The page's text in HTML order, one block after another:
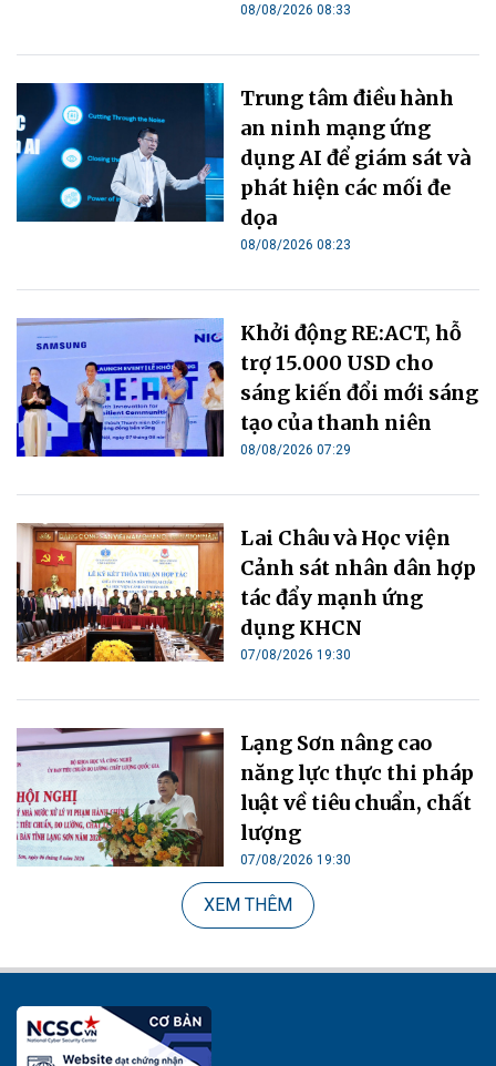
08/08/2026 08:33
Trung tâm điều hành
an ninh mạng ứng
dụng AI để giám sát và
phát hiện các mối đe
dọa
08/08/2026 08:23
Khởi động RE:ACT, hỗ
trợ 15.000 USD cho
sáng kiến đổi mới sáng
tạo của thanh niên
08/08/2026 07:29
Lai Châu và Học viện
Cảnh sát nhân dân hợp
tác đẩy mạnh ứng
dụng KHCN
07/08/2026 19:30
Lạng Sơn nâng cao
năng lực thực thi pháp
luật về tiêu chuẩn, chất
lượng
07/08/2026 19:30
XEM THÊM